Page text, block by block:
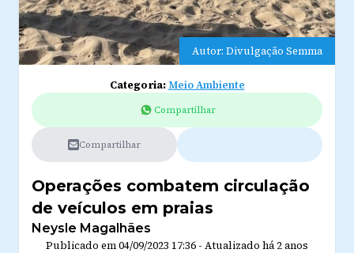
Autor: Divulgação Semma
Categoria:Meio Ambiente
Compartilhar
Compartilhar
Operações combatem circulação
de veículos em praias
Neysle Magalhães
Publicado em04/09/2023 17:36 - Atualizado há 2 anos